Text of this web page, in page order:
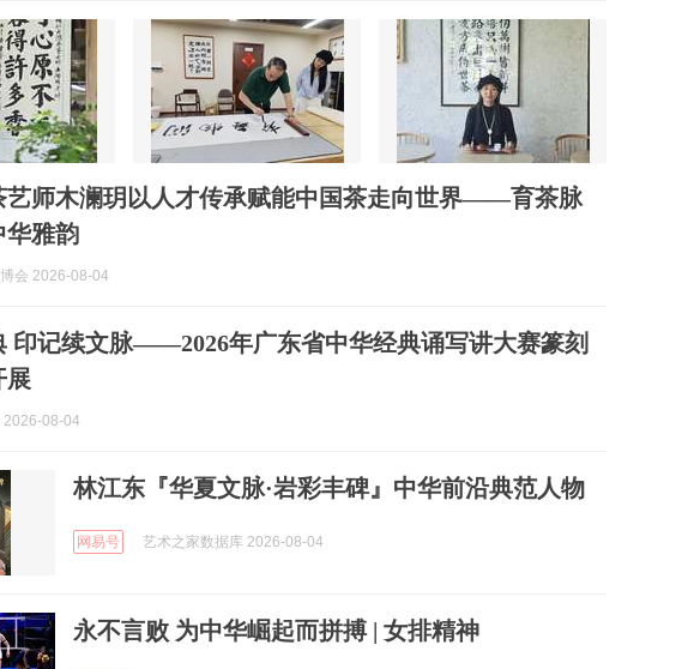
艺师木澜玥以人才传承赋能中国茶走向世界——育茶脉
华雅韵
会 2026-08-04
印记续文脉——2026年广东省中华经典诵写讲大赛篆刻
展
2026-08-04
林江东『华夏文脉·岩彩丰碑』中华前沿典范人物
网易号 艺术之家数据库 2026-08-04
永不言败 为中华崛起而拼搏 | 女排精神